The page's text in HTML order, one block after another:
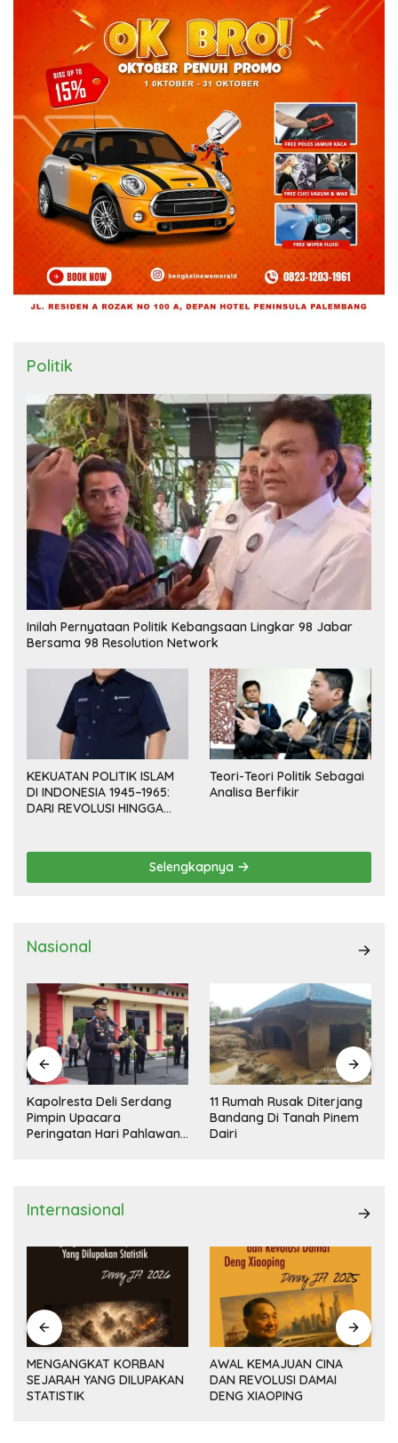
Politik
Inilah Pernyataan Politik Kebangsaan Lingkar 98 Jabar
Bersama 98 Resolution Network
KEKUATAN POLITIK ISLAM
DI INDONESIA 1945–1965:
DARI REVOLUSI HINGGA
Teori-Teori Politik Sebagai
Analisa Berfikir
Selengkapnya
Nasional
Kapolresta Deli Serdang
Pimpin Upacara
Peringatan Hari Pahlawan
11 Rumah Rusak Diterjang
Bandang Di Tanah Pinem
Dairi
Internasional
MENGANGKAT KORBAN
SEJARAH YANG DILUPAKAN
STATISTIK
AWAL KEMAJUAN CINA
DAN REVOLUSI DAMAI
DENG XIAOPING